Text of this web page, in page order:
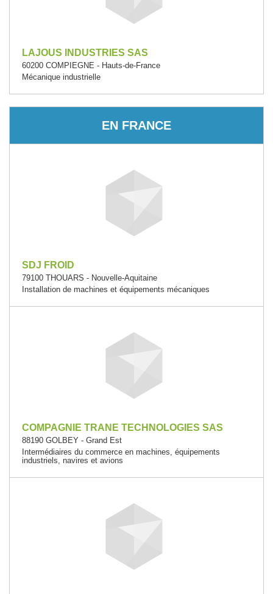
LAJOUS INDUSTRIES SAS
60200 COMPIEGNE - Hauts-de-France
Mécanique industrielle
EN FRANCE
SDJ FROID
79100 THOUARS - Nouvelle-Aquitaine
Installation de machines et équipements mécaniques
COMPAGNIE TRANE TECHNOLOGIES SAS
88190 GOLBEY - Grand Est
Intermédiaires du commerce en machines, équipements
industriels, navires et avions